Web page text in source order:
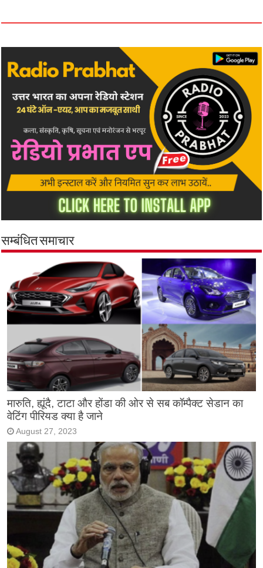
सम्बंधित समाचार
मारुति, ह्यूंदै, टाटा और होंडा की ओर से सब कॉम्पैक्ट सेडान का
वेटिंग पीरियड क्या है जाने
August 27, 2023